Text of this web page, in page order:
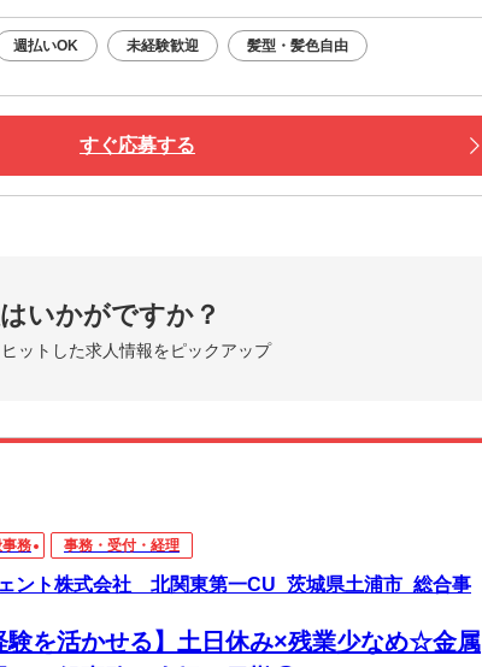
駐車場利用OK
週払いOK 未経験歓迎 髪型・髪色自由
すぐ応募する
いかがですか？
ットした求人情報をピックアップ
務 事務・受付・経理
ント株式会社 北関東第一CU_茨城県土浦市_総合事
験を活かせる】土日休み×残業少なめ☆金属